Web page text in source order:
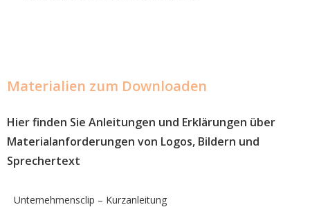
Materialien zum Downloaden
Hier finden Sie Anleitungen und Erklärungen über
Materialanforderungen von Logos, Bildern und
Sprechertext
Unternehmensclip – Kurzanleitung